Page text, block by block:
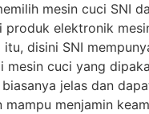
mesin cuci SNI
elektronik
itu, disini SNI
mesin cuci yang
jelas dan
mampu menjamin